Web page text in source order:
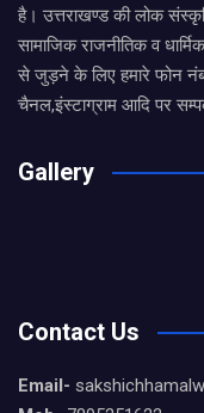
है। उत्तराखण्ड की लोक
सामाजिक राजनीतिक व
से जुड़ने के लिए हमारे फोन
चैनल,इंस्टाग्राम आदि पर
Gallery
Contact Us
Email-